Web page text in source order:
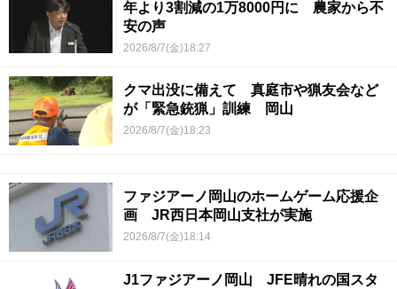
年より3割減の1万8000円に 農家から不
安の声
2026/8/7(金)18:27
クマ出没に備えて 真庭市や猟友会など
が「緊急銃猟」訓練 岡山
2026/8/7(金)18:23
ファジアーノ岡山のホームゲーム応援企
画 JR西日本岡山支社が実施
2026/8/7(金)18:14
J1ファジアーノ岡山 JFE晴れの国スタ